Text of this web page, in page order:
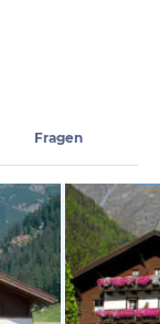
Fragen